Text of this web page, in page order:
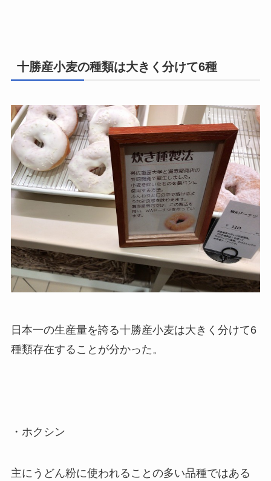
十勝産小麦の種類は大きく分けて6種
日本一の生産量を誇る十勝産小麦は大きく分けて6
種類存在することが分かった。
・ホクシン
主にうどん粉に使われることの多い品種ではある